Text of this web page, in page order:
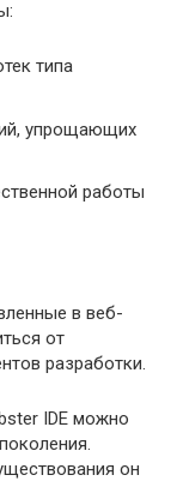
типа
упрощающих
работы
в веб-
от
разработки.
IDE можно
он